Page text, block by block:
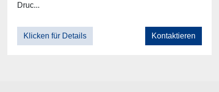
Druc...
Klicken für Details Kontaktieren